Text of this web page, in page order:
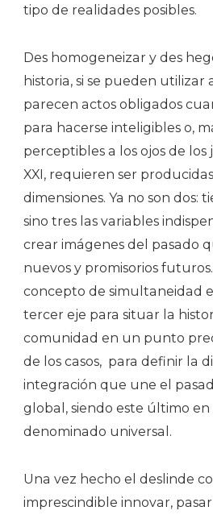
tipo de realidades posibles.
Des homogeneizar y des
historia, si se pueden utilizar
parecen actos obligados
para hacerse inteligibles o,
perceptibles a los ojos de los
XXI, requieren ser
dimensiones. Ya no son dos:
sino tres las variables
crear imágenes del pasado
nuevos y promisorios futuros.
concepto de simultaneidad
tercer eje para situar la
comunidad en un punto
de los casos, para definir la
integración que une el
global, siendo este último en
denominado universal.
Una vez hecho el deslinde
imprescindible innovar,